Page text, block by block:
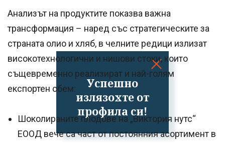
Успешно
излязохте от
профила си!
Анализът на продуктите показва важна
трансформация – наред със стратегическите за
страната олио и хляб, в челните редици излизат
високотехнологични и нишови стоки, които
същевременно реализират и най-голям
експортен обем:
Шоколираните плодове на „Виктория нутс“
ЕООД вече са част от постоянния асортимент в